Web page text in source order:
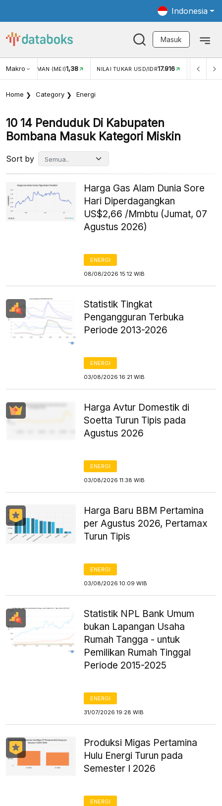
Indonesia
Masuk
MakroWISMAN (MEI)1,38 NILAI TUKAR USD/IDR17.916 INFLASI
Home Category Energi
10 14 Penduduk Di Kabupaten
Bombana Masuk Kategori Miskin
Sort by
Harga Gas Alam Dunia Sore
Hari Diperdagangkan
US$2,66 /Mmbtu (Jumat, 07
Agustus 2026)
ENERGI
08/08/2026 15:12 WIB
Statistik Tingkat
Pengangguran Terbuka
Periode 2013-2026
ENERGI
03/08/2026 16:21 WIB
Harga Avtur Domestik di
Soetta Turun Tipis pada
Agustus 2026
ENERGI
03/08/2026 11:38 WIB
Harga Baru BBM Pertamina
per Agustus 2026, Pertamax
Turun Tipis
ENERGI
03/08/2026 10:09 WIB
Statistik NPL Bank Umum
bukan Lapangan Usaha
Rumah Tangga - untuk
Pemilikan Rumah Tinggal
Periode 2015-2025
ENERGI
31/07/2026 19:28 WIB
Produksi Migas Pertamina
Hulu Energi Turun pada
Semester I 2026
ENERGI